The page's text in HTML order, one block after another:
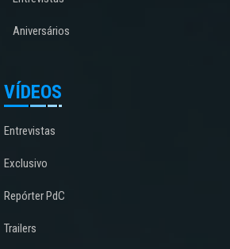
Aniversários
VÍDEOS
Entrevistas
Exclusivo
Repórter PdC
Trailers